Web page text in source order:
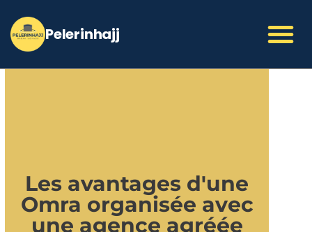
contenu
Les avantages d'une
Omra organisée avec
une agence agréée